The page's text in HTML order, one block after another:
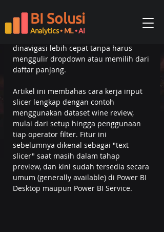
BI Solusi
Analytics• ML• AI
langsung melalui teks yang diketik,
tanpa batasan nilai yang tersedia di
dataset. Hasilnya, laporan bisa
dinavigasi lebih cepat tanpa harus
menggulir dropdown atau memilih dari
daftar panjang.
Artikel ini membahas cara kerja input
slicer lengkap dengan contoh
menggunakan dataset wine review,
mulai dari setup hingga penggunaan
tiap operator filter. Fitur ini
sebelumnya dikenal sebagai "text
slicer" saat masih dalam tahap
preview, dan kini sudah tersedia secara
umum (generally available) di Power BI
Desktop maupun Power BI Service.